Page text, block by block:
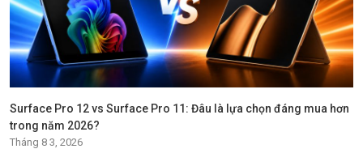
Surface Pro 12 vs Surface Pro 11: Đâu là lựa chọn đáng mua hơn
trong năm 2026?
Tháng 8 3, 2026